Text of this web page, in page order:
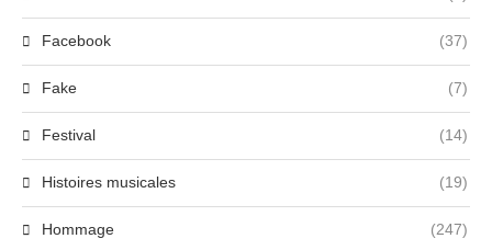
Facebook (37)
Fake (7)
Festival (14)
Histoires musicales (19)
Hommage (247)